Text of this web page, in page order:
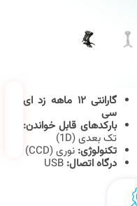
گارانتی ۱۲ ماهه زد ای
سی
بارکدهای قابل خواندن:
تک بعدی (1D)
تکنولوژی: نوری (CCD)
درگاه اتصال: